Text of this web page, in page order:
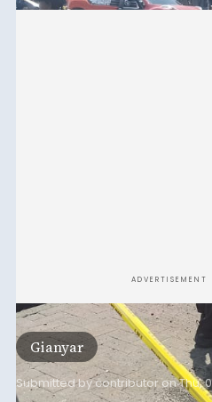
ADVERTISEMENT
Gianyar
Submitted bycontributoronThu,